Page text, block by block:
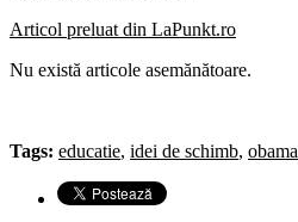
Articol preluat din LaPunkt.ro
Nu există articole asemănătoare.
Tags: educatie, idei de schimb, obama